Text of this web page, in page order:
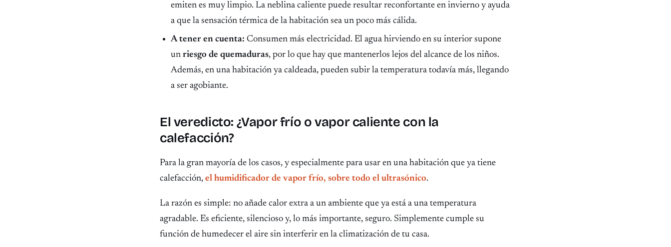
emiten es muy limpio. La neblina caliente puede resultar reconfortante en invierno y ayuda
a que la sensación térmica de la habitación sea un poco más cálida.
A tener en cuenta: Consumen más electricidad. El agua hirviendo en su interior supone
unriesgo de quemaduras, por lo que hay que mantenerlos lejos del alcance de los niños.
Además, en una habitación ya caldeada, pueden subir la temperatura todavía más, llegando
a ser agobiante.
El veredicto: ¿Vapor frío o vapor caliente con la
calefacción?
Para la gran mayoría de los casos, y especialmente para usar en una habitación que ya tiene
calefacción, el humidificador de vapor frío, sobre todo el ultrasónico.
La razón es simple: no añade calor extra a un ambiente que ya está a una temperatura
agradable. Es eficiente, silencioso y, lo más importante, seguro. Simplemente cumple su
función de humedecer el aire sin interferir en la climatización de tu casa.